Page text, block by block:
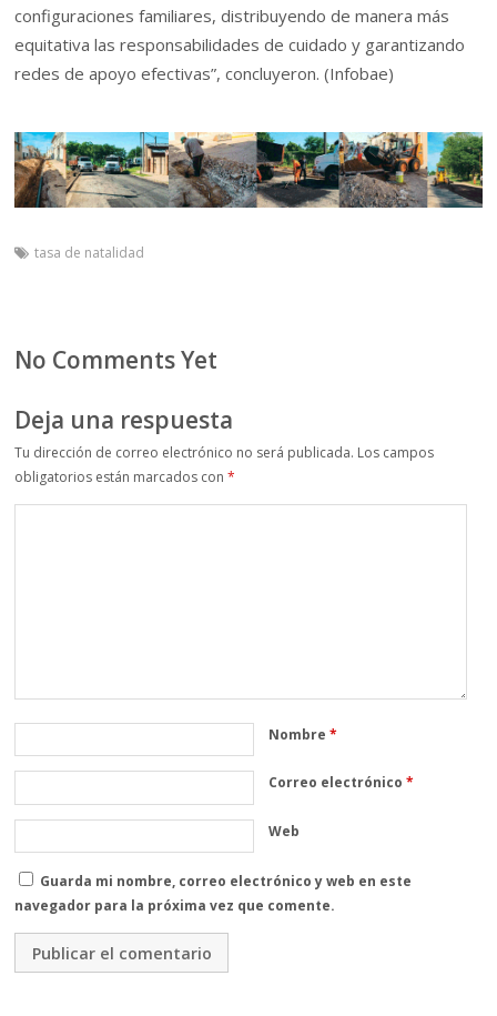
configuraciones familiares, distribuyendo de manera más
equitativa las responsabilidades de cuidado y garantizando
redes de apoyo efectivas”, concluyeron. (Infobae)
tasa de natalidad
No Comments Yet
Deja una respuesta
Tu dirección de correo electrónico no será publicada. Los campos
obligatorios están marcados con*
Nombre*
Correo electrónico*
Web
Guarda mi nombre, correo electrónico y web en este
navegador para la próxima vez que comente.